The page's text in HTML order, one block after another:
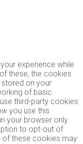
experience while
these, the cookies
on your
of basic
third-party cookies
you use this
your browser only
to opt-out of
these cookies may